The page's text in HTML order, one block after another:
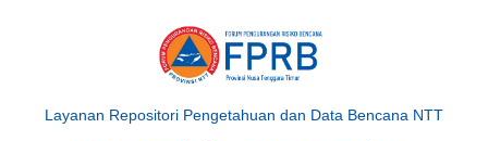
Layanan Repositori Pengetahuan dan Data Bencana NTT